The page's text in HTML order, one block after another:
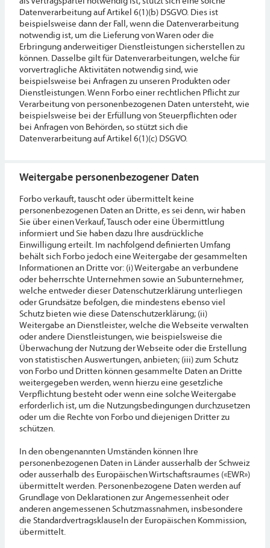
Datenverarbeitung auf Artikel 6(1)(b) DSGVO. Dies ist
beispielsweise dann der Fall, wenn die Datenverarbeitung
notwendig ist, um die Lieferung von Waren oder die
Erbringung anderweitiger Dienstleistungen sicherstellen zu
können. Dasselbe gilt für Datenverarbeitungen, welche für
vorvertragliche Aktivitäten notwendig sind, wie
beispielsweise bei Anfragen zu unseren Produkten oder
Dienstleistungen. Wenn Forbo einer rechtlichen Pflicht zur
Verarbeitung von personenbezogenen Daten untersteht, wie
beispielsweise bei der Erfüllung von Steuerpflichten oder
bei Anfragen von Behörden, so stützt sich die
Datenverarbeitung auf Artikel 6(1)(c) DSGVO.
Weitergabe personenbezogener Daten
Forbo verkauft, tauscht oder übermittelt keine
personenbezogenen Daten an Dritte, es sei denn, wir haben
Sie über einen Verkauf, Tausch oder eine Übermittlung
informiert und Sie haben dazu Ihre ausdrückliche
Einwilligung erteilt. Im nachfolgend definierten Umfang
behält sich Forbo jedoch eine Weitergabe der gesammelten
Informationen an Dritte vor: (i) Weitergabe an verbundene
oder beherrschte Unternehmen sowie an Subunternehmer,
welche entweder dieser Datenschutzerklärung unterliegen
oder Grundsätze befolgen, die mindestens ebenso viel
Schutz bieten wie diese Datenschutzerklärung; (ii)
Weitergabe an Dienstleister, welche die Webseite verwalten
oder andere Dienstleistungen, wie beispielsweise die
Überwachung der Nutzung der Webseite oder die Erstellung
von statistischen Auswertungen, anbieten; (iii) zum Schutz
von Forbo und Dritten können gesammelte Daten an Dritte
weitergegeben werden, wenn hierzu eine gesetzliche
Verpflichtung besteht oder wenn eine solche Weitergabe
erforderlich ist, um die Nutzungsbedingungen durchzusetzen
oder um die Rechte von Forbo und diejenigen Dritter zu
schützen.
In den obengenannten Umständen können Ihre
personenbezogenen Daten in Länder ausserhalb der Schweiz
oder ausserhalb des Europäischen Wirtschaftsraumes («EWR»)
übermittelt werden. Personenbezogene Daten werden auf
Grundlage von Deklarationen zur Angemessenheit oder
anderen angemessenen Schutzmassnahmen, insbesondere
die Standardvertragsklauseln der Europäischen Kommission,
übermittelt.